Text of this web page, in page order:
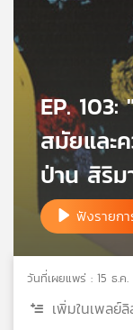
ข่าย
วิทยุ
ไทย
แผนที่
เครือ
ข่าย
EP.
สมัยและ
ป่าน สิริม
ฟังรายกา
วันที่เผยแพร่ : 15 ธ.ค.
เพิ่มในเพลย์